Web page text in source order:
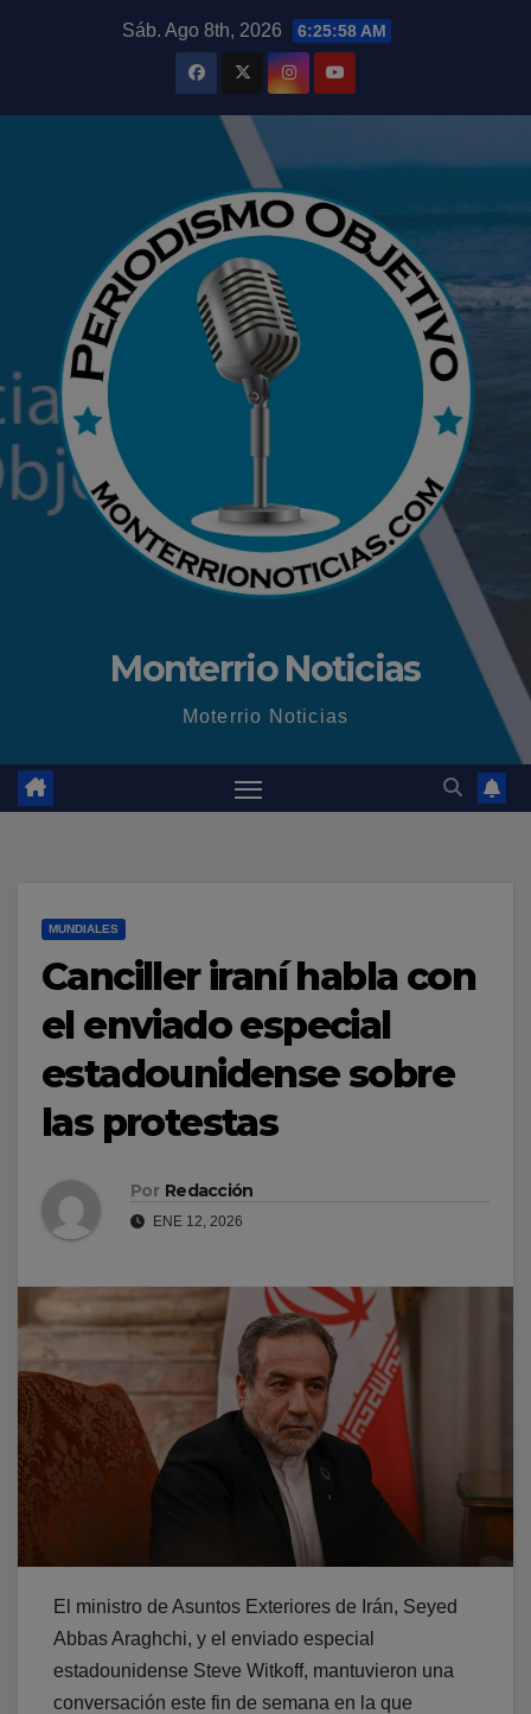
Sáb. Ago 8th, 2026 6:25:59 AM
Monterrio Noticias
Moterrio Noticias
MUNDIALES
Canciller iraní habla con
el enviado especial
estadounidense sobre
las protestas
Por Redacción
ENE 12, 2026
El ministro de Asuntos Exteriores de Irán, Seyed
Abbas Araghchi, y el enviado especial
estadounidense Steve Witkoff, mantuvieron una
conversación este fin de semana en la que
modal-check